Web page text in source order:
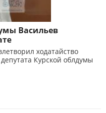
Васильев
ходатайство
Курской облдумы